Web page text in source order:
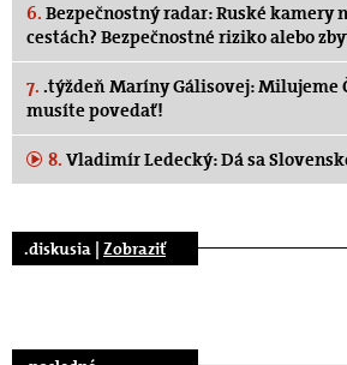
6. Bezpečnostný radar: Ruské kamery
cestách? Bezpečnostné riziko alebo
7. .týždeň Maríny Gálisovej: Milujeme
musíte povedať!
8. Vladimír Ledecký: Dá sa
.diskusia | Zobraziť